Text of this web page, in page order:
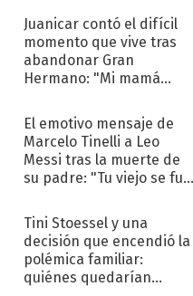
Juanicar contó el difícil
momento que vive tras
abandonar Gran
Hermano: "Mi mamá
El emotivo mensaje de
Marcelo Tinelli a Leo
Messi tras la muerte de
su padre: "Tu viejo se fue
Tini Stoessel y una
decisión que encendió la
polémica familiar:
quiénes quedarían